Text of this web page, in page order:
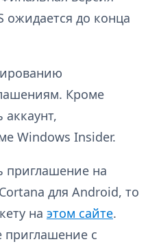
ожидается до конца
Кроме
Windows Insider.
приглашение на
для Android, то
на этом сайте.
приглашение с